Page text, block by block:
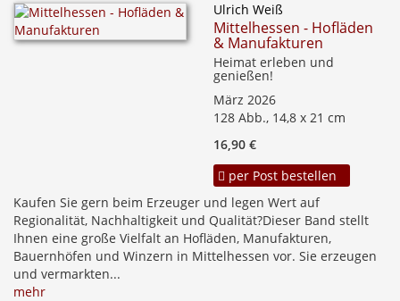
Ulrich Weiß
Mittelhessen - Hofläden
& Manufakturen
Heimat erleben und
genießen!
März 2026
128 Abb., 14,8 x 21 cm
16,90 €
per Post bestellen
Kaufen Sie gern beim Erzeuger und legen Wert auf
Regionalität, Nachhaltigkeit und Qualität?Dieser Band stellt
Ihnen eine große Vielfalt an Hofläden, Manufakturen,
Bauernhöfen und Winzern in Mittelhessen vor. Sie erzeugen
und vermarkten...
mehr